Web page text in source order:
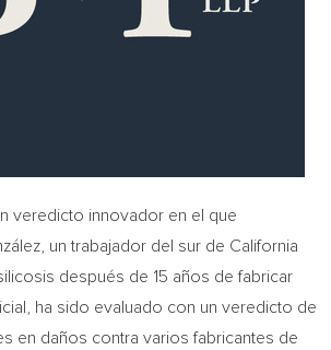
veredicto innovador en el que
un trabajador del sur de California
después de 15 años de fabricar
ha sido evaluado con un veredicto de
en daños contra varios fabricantes de